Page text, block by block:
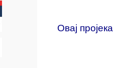
Овај